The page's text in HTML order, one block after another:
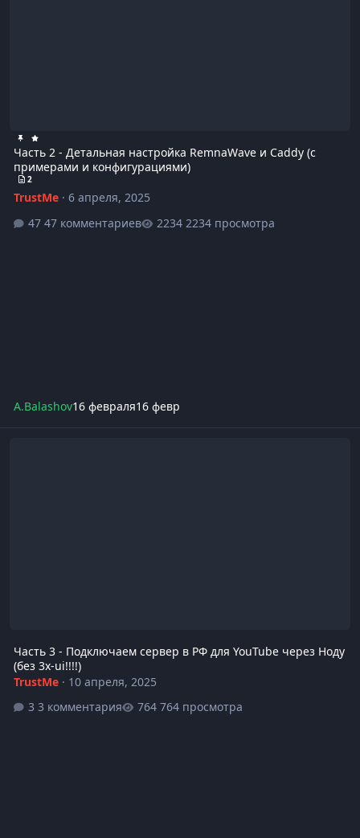
Часть 2 - Детальная настройка RemnaWave и Caddy (с
примерами и конфигурациями)
2
TrustMe· 6 апреля, 2025
47 комментариев
2234 просмотра
A.Balashov16 февраля16 февр
Часть 3 - Подключаем сервер в РФ для YouTube через Ноду
(без 3x-ui!!!!)
TrustMe· 10 апреля, 2025
3 комментария
764 просмотра